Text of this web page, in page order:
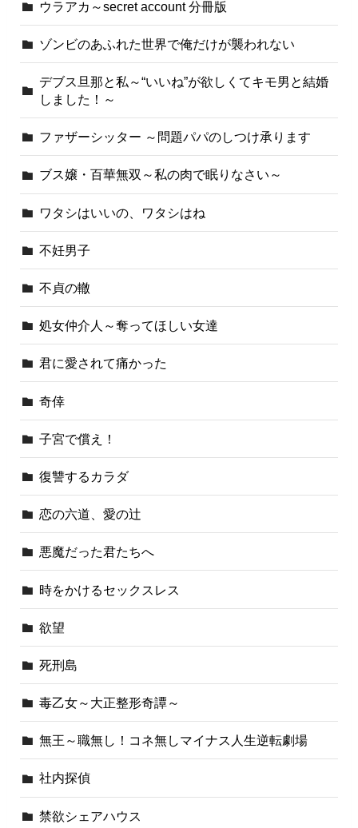
ウラアカ～secret account 分冊版
ゾンビのあふれた世界で俺だけが襲われない
デブス旦那と私～“いいね”が欲しくてキモ男と結婚
しました！～
ファザーシッター ～問題パパのしつけ承ります
ブス嬢・百華無双～私の肉で眠りなさい～
ワタシはいいの、ワタシはね
不妊男子
不貞の轍
処女仲介人～奪ってほしい女達
君に愛されて痛かった
奇倖
子宮で償え！
復讐するカラダ
恋の六道、愛の辻
悪魔だった君たちへ
時をかけるセックスレス
欲望
死刑島
毒乙女～大正整形奇譚～
無王～職無し！コネ無しマイナス人生逆転劇場
社内探偵
禁欲シェアハウス